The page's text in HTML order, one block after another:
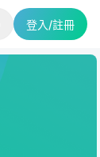
登入/註冊